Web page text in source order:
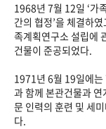
성과 50선 숫자로
세계와 함께 한
VR 역사관
1968년 7월 12일 ‘가
간의 협정’을 체결하
족계획연구소 설립에
건물이 준공되었다.
1971년 6월 19일에는
과 함께 본관건물과
문 인력의 훈련 및 세
다.